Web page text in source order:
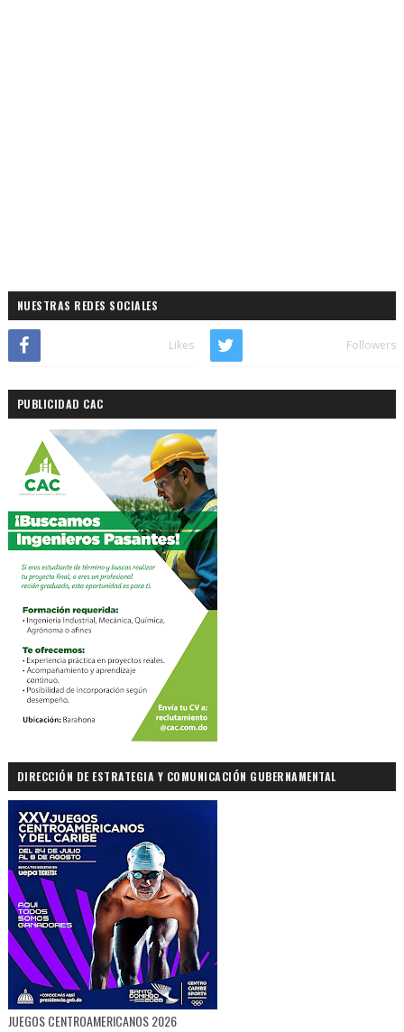
NUESTRAS REDES SOCIALES
Likes Followers
PUBLICIDAD CAC
DIRECCIÓN DE ESTRATEGIA Y COMUNICACIÓN GUBERNAMENTAL
JUEGOS CENTROAMERICANOS 2026